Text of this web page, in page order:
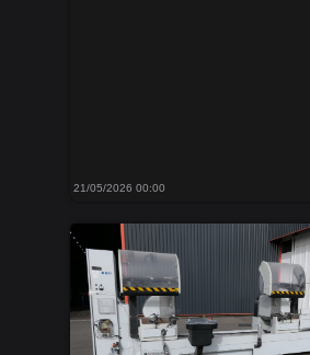
21/05/2026 00:00